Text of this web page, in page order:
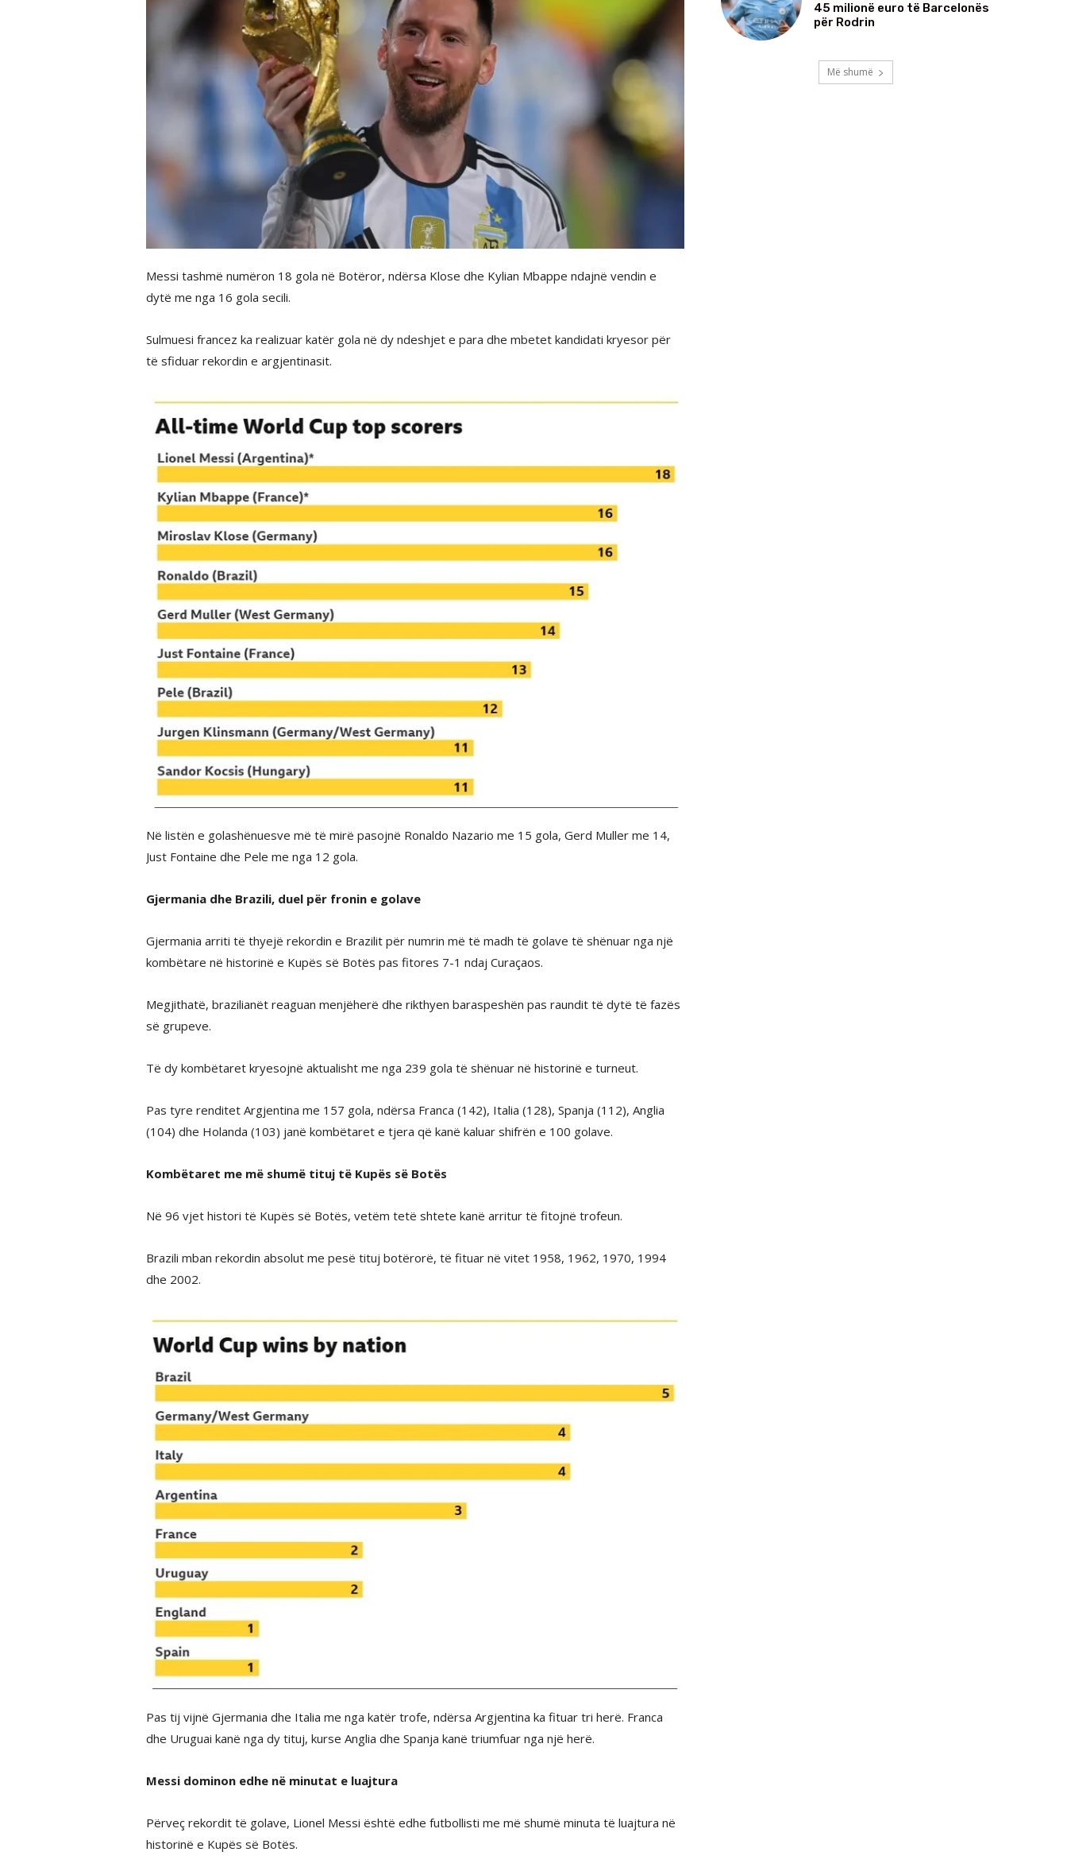
Messi tashmë numëron 18 gola në Botëror, ndërsa Klose dhe Kylian Mbappe ndajnë vendin e
dytë me nga 16 gola secili.
Sulmuesi francez ka realizuar katër gola në dy ndeshjet e para dhe mbetet kandidati kryesor për
të sfiduar rekordin e argjentinasit.
Në listën e golashënuesve më të mirë pasojnë Ronaldo Nazario me 15 gola, Gerd Muller me 14,
Just Fontaine dhe Pele me nga 12 gola.
Gjermania dhe Brazili, duel për fronin e golave
Gjermania arriti të thyejë rekordin e Brazilit për numrin më të madh të golave të shënuar nga një
kombëtare në historinë e Kupës së Botës pas fitores 7-1 ndaj Curaçaos.
Megjithatë, brazilianët reaguan menjëherë dhe rikthyen baraspeshën pas raundit të dytë të fazës
së grupeve.
Të dy kombëtaret kryesojnë aktualisht me nga 239 gola të shënuar në historinë e turneut.
Pas tyre renditet Argjentina me 157 gola, ndërsa Franca (142), Italia (128), Spanja (112), Anglia
(104) dhe Holanda (103) janë kombëtaret e tjera që kanë kaluar shifrën e 100 golave.
Kombëtaret me më shumë tituj të Kupës së Botës
Në 96 vjet histori të Kupës së Botës, vetëm tetë shtete kanë arritur të fitojnë trofeun.
Brazili mban rekordin absolut me pesë tituj botërorë, të fituar në vitet 1958, 1962, 1970, 1994
dhe 2002.
Pas tij vijnë Gjermania dhe Italia me nga katër trofe, ndërsa Argjentina ka fituar tri herë. Franca
dhe Uruguai kanë nga dy tituj, kurse Anglia dhe Spanja kanë triumfuar nga një herë.
Messi dominon edhe në minutat e luajtura
Përveç rekordit të golave, Lionel Messi është edhe futbollisti me më shumë minuta të luajtura në
historinë e Kupës së Botës.
45 milionë euro të Barcelonës
për Rodrin
Më shumë